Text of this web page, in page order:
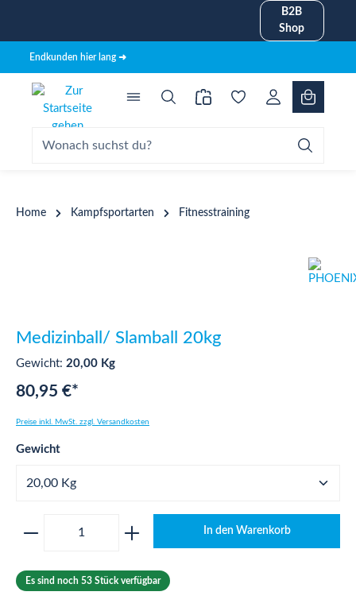
B2B
Shop
Endkunden hier lang ➜
Home Kampfsportarten Fitnesstraining
Medizinball/ Slamball 20kg
Gewicht: 20,00 Kg
80,95 €*
Preise inkl. MwSt. zzgl. Versandkosten
Gewichtauswählen
Produkt Anzahl: Gib den gewünschten
In den Warenkorb
Es sind noch 53 Stück verfügbar